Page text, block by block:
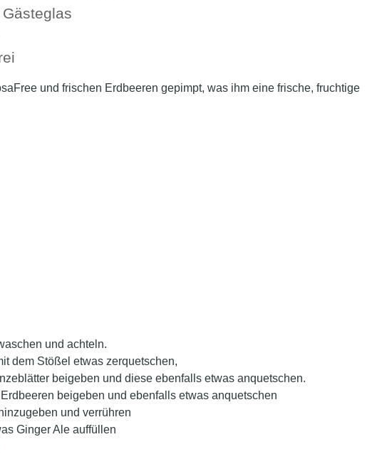
Gästeglas
und frischen Erdbeeren gepimpt, was ihm eine frische, fruchtige
und achteln.
dem Stößel etwas zerquetschen,
beigeben und diese ebenfalls etwas anquetschen.
beigeben und ebenfalls etwas anquetschen
und verrühren
Ginger Ale auffüllen